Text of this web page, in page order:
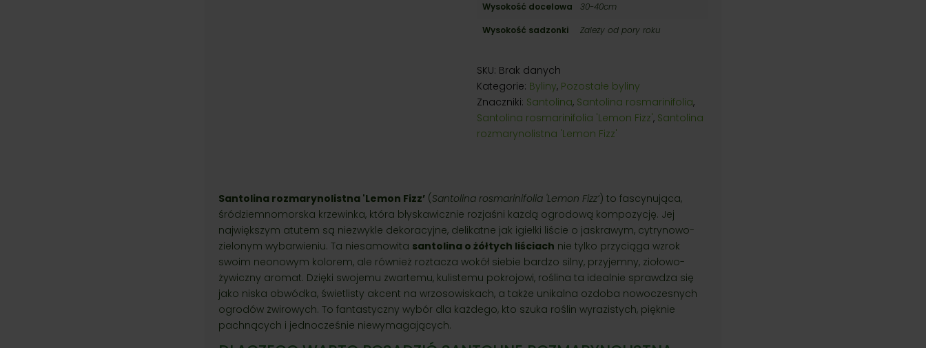
Wysokość docelowa
30-40cm
Wysokość sadzonki
Zależy od pory roku
SKU: Brak danych
Kategorie: Byliny, Pozostałe byliny
Znaczniki: Santolina, Santolina rosmarinifolia,
Santolina rosmarinifolia 'Lemon Fizz', Santolina
rozmarynolistna 'Lemon Fizz'
Santolina rozmarynolistna 'Lemon Fizz’ (Santolina rosmarinifolia 'Lemon Fizz’) to fascynująca,
śródziemnomorska krzewinka, która błyskawicznie rozjaśni każdą ogrodową kompozycję. Jej
największym atutem są niezwykle dekoracyjne, delikatne jak igiełki liście o jaskrawym, cytrynowo-
zielonym wybarwieniu. Ta niesamowita santolina o żółtych liściach nie tylko przyciąga wzrok
swoim neonowym kolorem, ale również roztacza wokół siebie bardzo silny, przyjemny, ziołowo-
żywiczny aromat. Dzięki swojemu zwartemu, kulistemu pokrojowi, roślina ta idealnie sprawdza się
jako niska obwódka, świetlisty akcent na wrzosowiskach, a także unikalna ozdoba nowoczesnych
ogrodów żwirowych. To fantastyczny wybór dla każdego, kto szuka roślin wyrazistych, pięknie
pachnących i jednocześnie niewymagających.